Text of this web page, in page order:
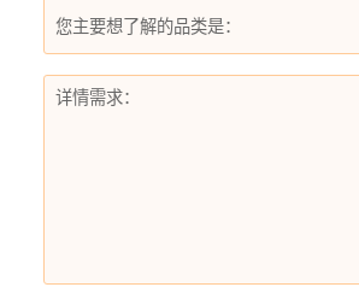
您主要想了解的品类是：